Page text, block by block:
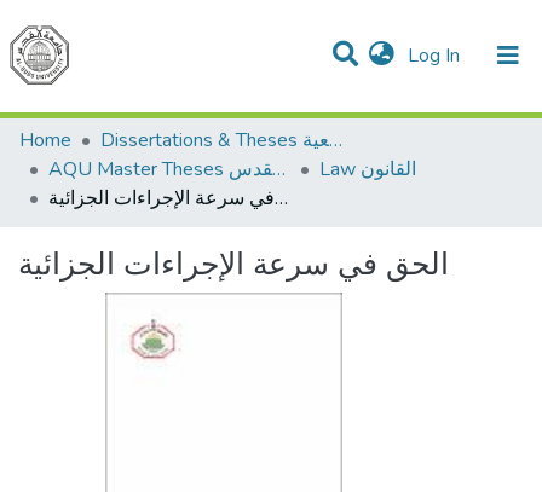
Log In (current)
Communities & Collections
All of DSpace
Home
Dissertations & Theses الرسائل الجامعية
AQU Master Theses الرسائل الجامعية الخاصة بجامعة القدس
Law القانون
الحق في سرعة الإجراءات الجزائية
الحق في سرعة الإجراءات الجزائية